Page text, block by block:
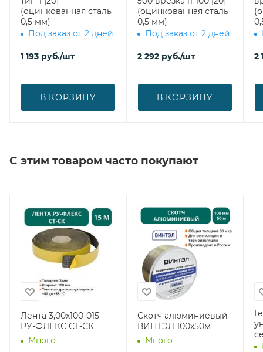
(оцинкованная сталь
0,5 мм)
Под заказ от 2 дней
1 193 руб./шт
В КОРЗИНУ
(оцинкованная сталь
0,5 мм)
Под заказ от 2 дней
2 292 руб./шт
В КОРЗИНУ
2
С этим товаром часто покупают
Лента 3,00х100-015
РУ-ФЛЕКС СТ-СК
Много
Скотч алюминиевый
ВИНТЭЛ 100х50м
Много